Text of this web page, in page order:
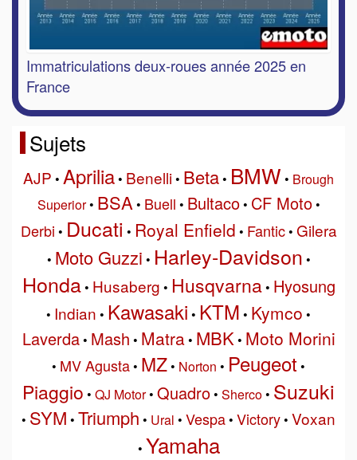
Immatriculations deux-roues année 2025 en
France
Sujets
AJP • Aprilia• Benelli• Beta• BMW • Brough
Superior• BSA• Buell • Bultaco• CF Moto•
Derbi • Ducati • Royal Enfield • Fantic• Gilera
• Moto Guzzi • Harley-Davidson •
Honda• Husaberg • Husqvarna• Hyosung
• Indian • Kawasaki • KTM • Kymco •
Laverda• Mash • Matra• MBK• Moto Morini
• MV Agusta• MZ• Norton • Peugeot •
Piaggio • QJ Motor• Quadro• Sherco• Suzuki
• SYM • Triumph • Ural • Vespa• Victory• Voxan
• Yamaha